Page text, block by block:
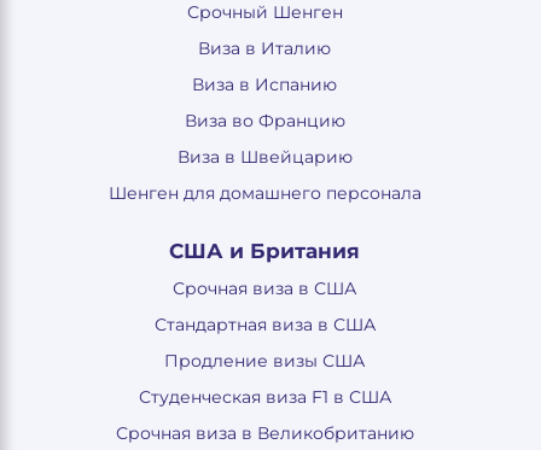
Срочный Шенген
Виза в Италию
Виза в Испанию
Виза во Францию
Виза в Швейцарию
Шенген для домашнего персонала
США и Британия
Срочная виза в США
Стандартная виза в США
Продление визы США
Студенческая виза F1 в США
Срочная виза в Великобританию